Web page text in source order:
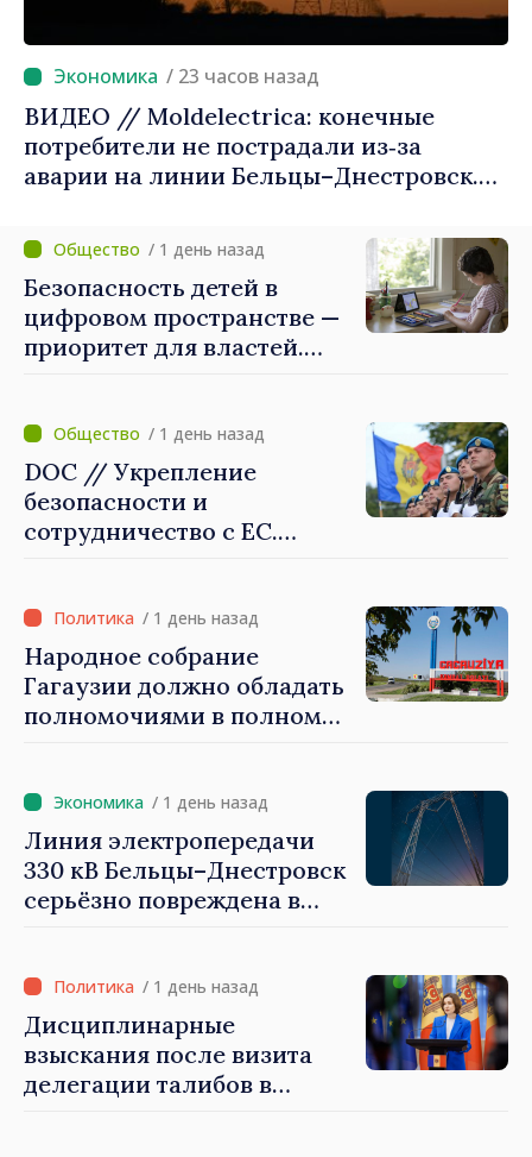
/ 23 часов назад
ВИДЕО // Moldelectrica: конечные
потребители не пострадали из‑за
аварии на линии Бельцы–Днестровск.
приоритетном режиме
/ 1 день назад
Безопасность детей в
цифровом пространстве —
приоритет для властей.
которые будут их
защищать»
/ 1 день назад
DOC // Укрепление
безопасности и
сотрудничество с ЕС.
обороны на 2024–2034 годы
опубликована в Monitorul
Oficial
/ 1 день назад
Народное собрание
Гагаузии должно обладать
полномочиями в полном
быть свободными и
честными»
/ 1 день назад
Линия электропередачи
330 кВ Бельцы–Днестровск
серьёзно повреждена в
/ 1 день назад
Дисциплинарные
взыскания после визита
делегации талибов в